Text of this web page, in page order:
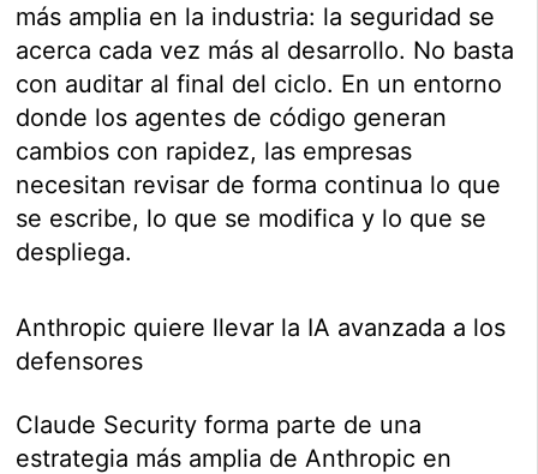
más amplia en la industria: la seguridad se
acerca cada vez más al desarrollo. No basta
con auditar al final del ciclo. En un entorno
donde los agentes de código generan
cambios con rapidez, las empresas
necesitan revisar de forma continua lo que
se escribe, lo que se modifica y lo que se
despliega.
Anthropic quiere llevar la IA avanzada a los
defensores
Claude Security forma parte de una
estrategia más amplia de Anthropic en